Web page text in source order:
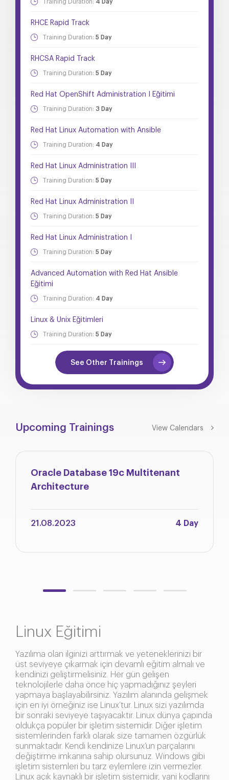
Training Duration: 4 Day
RHCE Rapid Track
Training Duration: 5 Day
RHCSA Rapid Track
Training Duration: 5 Day
Red Hat OpenShift Administration I Eğitimi
Training Duration: 3 Day
Red Hat Linux Automation with Ansible
Training Duration: 4 Day
Red Hat Linux Administration III
Training Duration: 5 Day
Red Hat Linux Administration II
Training Duration: 5 Day
Red Hat Linux Administration I
Training Duration: 5 Day
Advanced Automation with Red Hat Ansible
Eğitimi
Training Duration: 4 Day
Linux & Unix Eğitimleri
Training Duration: 5 Day
See Other Trainings
Upcoming Trainings View Calendars
Oracle Database 19c Multitenant
Architecture
21.08.2023 4 Day
Linux Eğitimi
Yazılıma olan ilginizi arttırmak ve yeteneklerinizi bir
üst seviyeye çıkarmak için devamlı eğitim almalı ve
kendinizi geliştirmelisiniz. Her gün gelişen
teknolojilerle daha önce hiç yapmadığınız şeyleri
yapmaya başlayabilirsiniz. Yazılım alanında gelişmek
için en iyi örneğiniz ise Linux’tur. Linux sizi yazılımda
bir sonraki seviyeye taşıyacaktır. Linux dünya çapında
oldukça popüler bir işletim sistemidir. Diğer işletim
sistemlerinden farklı olarak size tamamen özgürlük
sunmaktadır. Kendi kendinize Linux’un parçalarını
değiştirme imkanına sahip olursunuz. Windows gibi
işletim sistemleri bu tarz eylemlere izin vermezler.
Linux açık kaynaklı bir işletim sistemidir, yani kodlarını